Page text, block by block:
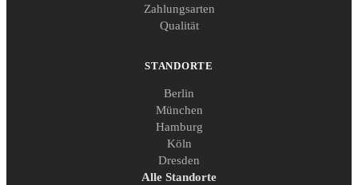
Zahlungsarten
Qualität
STANDORTE
Berlin
München
Hamburg
Köln
Dresden
Alle Standorte